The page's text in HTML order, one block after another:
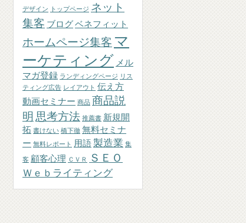
デザイン トップページ ネット
集客 ブログベネフィット
ホームページ集客 マ
ーケティング メル
マガ登録 ランディングページ リス
ティング広告 レイアウト 伝え方
動画セミナー 商品 商品説
明 思考方法 推薦書 新規開
拓 書けない 橋下徹 無料セミナ
ー 無料レポート 用語製造業 集
客 顧客心理 ＣＶＲ ＳＥＯ
Ｗｅｂライティング